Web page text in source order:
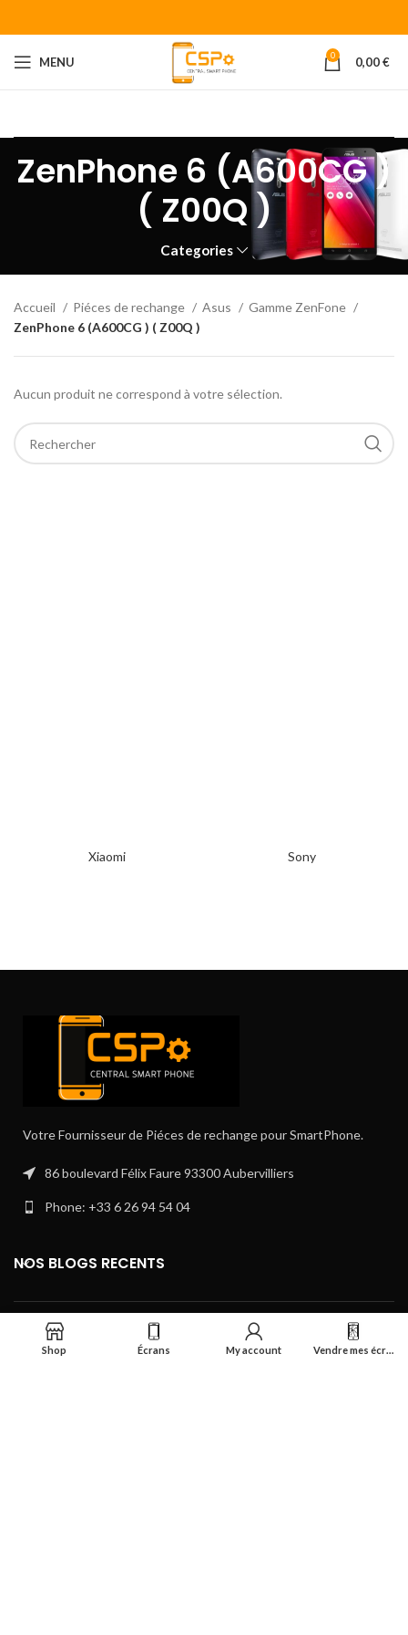
MENU 0 0,00€
ZenPhone 6 (A600CG )
( Z00Q )
Categories
Accueil Piéces de rechange Asus
Gamme ZenFone
ZenPhone 6 (A600CG ) ( Z00Q )
Aucun produit ne correspond à votre sélection.
Xiaomi Sony
Votre Fournisseur de Piéces de rechange pour SmartPhone.
86 boulevard Félix Faure 93300 Aubervilliers
Phone: +33 6 26 94 54 04
NOS BLOGS RECENTS
FOOTER MENU
Shop Écrans My account Vendre mes écrans